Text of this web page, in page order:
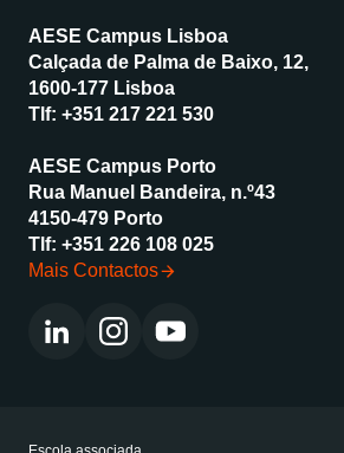
AESE Campus Lisboa
Calçada de Palma de Baixo, 12,
1600-177 Lisboa
Tlf: +351 217 221 530
AESE Campus Porto
Rua Manuel Bandeira, n.º43
4150-479 Porto
Tlf: +351 226 108 025
Mais Contactos